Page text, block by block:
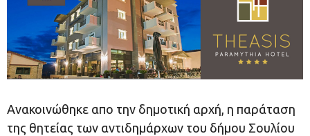
Ανακοινώθηκε απο την δημοτική αρχή, η παράταση
της θητείας των αντιδημάρχων του δήμου Σουλίου